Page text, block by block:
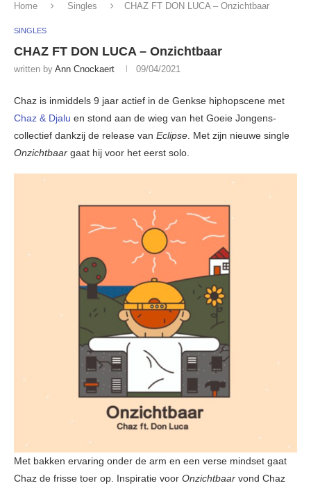
Home Singles CHAZ FT DON LUCA – Onzichtbaar
SINGLES
CHAZ FT DON LUCA – Onzichtbaar
written by Ann Cnockaert 09/04/2021
Chaz is inmiddels 9 jaar actief in de Genkse hiphopscene met
Chaz & Djalu en stond aan de wieg van het Goeie Jongens-
collectief dankzij de release van Eclipse. Met zijn nieuwe single
Onzichtbaar gaat hij voor het eerst solo.
Met bakken ervaring onder de arm en een verse mindset gaat
Chaz de frisse toer op. Inspiratie voor Onzichtbaar vond Chaz